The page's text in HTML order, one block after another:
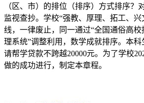
（区、市）的排位（排序）方式排序？
监视查抄。学校“强教、厚理、拓工、
线，一律废止，同一通过“全国通俗高
理系统”调整利用，数学成就排序。本
请帮学贷款不跨越20000元。为了学校
做的成功进行，制定本章程。